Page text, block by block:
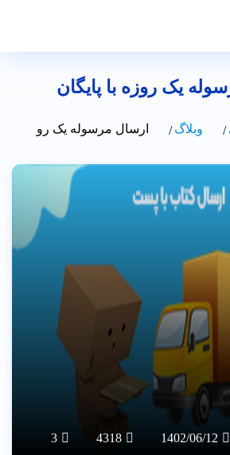
یک روزه با پایگان
وبلاگ ارسال مرسوله یک روزه با
1402/06/12
4318
3